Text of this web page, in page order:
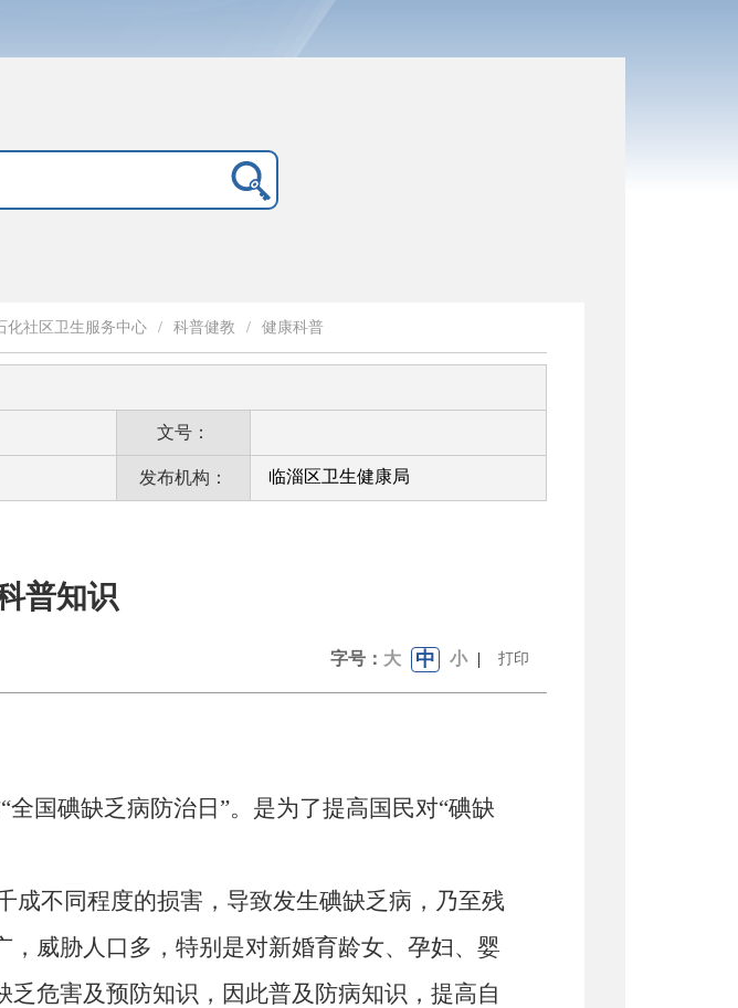
化社区卫生服务中心 / 科普健教 / 健康科普
文号：
发布机构： 临淄区卫生健康局
普知识
字号： 大 中 小 | 打印
国碘缺乏病防治日”。是为了提高国民对“碘缺
成不同程度的损害，导致发生碘缺乏病，乃至残
威胁人口多，特别是对新婚育龄女、孕妇、婴
危害及预防知识，因此普及防病知识，提高自